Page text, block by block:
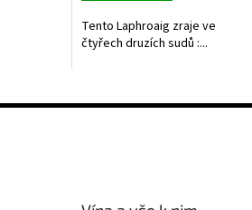
Tento Laphroaig zraje ve
čtyřech druzích sudů :...